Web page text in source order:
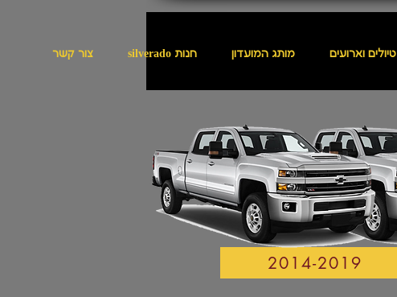
צור קשר silverado חנות מותג המועדון טיולים וארועים
2014-2019